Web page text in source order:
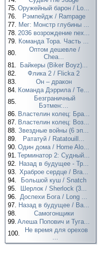
75. Оружейный барон / Lo...
76.
Рэмпейдж / Rampage
77. Мег: Монстр глубины ...
78. 2036 возрождение nex...
79. Команда Тора. Часть ...
80.
Оптом дешевле /
Chea...
81.
Байкеры (Biker Boyz)...
82.
Флика 2 / Flicka 2
83.
Он – дракон
84. Команда Дэррила / Te...
85.
Безграничный
Бэтмен:...
86. Властелин колец: Бра...
87. Властелин колец: Воз...
88. Звездные войны (6 эп...
89.
Рататуй / Ratatouill...
90. Один дома / Home Alo...
91. Терминатор 2: Судный...
92. Назад в будущее - Тр...
93. Храброе сердце / Bra...
94.
Большой куш / Snatch
95.
Шерлок / Sherlock (3...
96. Доспехи Бога / Long ...
97. Назад в будущее / Ba...
98.
Самогонщики
99. Алеша Попович и Туга...
100.
Не время для орехов
...